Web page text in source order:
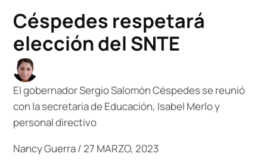
Céspedes respetará
elección del SNTE
El gobernador Sergio Salomón Céspedes se reunió
con la secretaria de Educación, Isabel Merlo y
personal directivo
Nancy Guerra/27 MARZO, 2023